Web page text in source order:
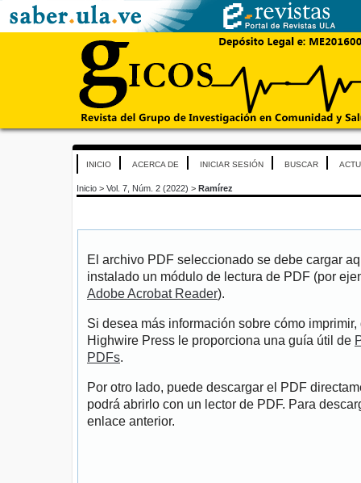
INICIO ACERCA DE INICIAR SESIÓN BUSCAR
Inicio > Vol. 7, Núm. 2 (2022) > Ramírez
El archivo PDF seleccionado se debe cargar
instalado un módulo de lectura de PDF (por
Adobe Acrobat Reader).
Si desea más información sobre cómo
Highwire Press le proporciona una guía útil de
PDFs.
Por otro lado, puede descargar el PDF
podrá abrirlo con un lector de PDF. Para
enlace anterior.